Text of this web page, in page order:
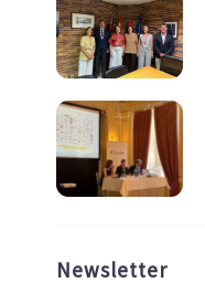
Newsletter